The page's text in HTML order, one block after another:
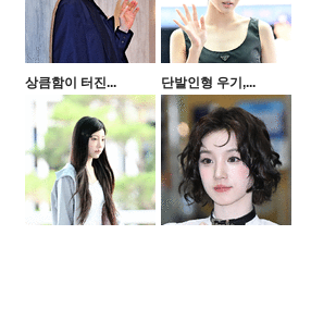
상큼함이 터진... 단발인형 우기,...